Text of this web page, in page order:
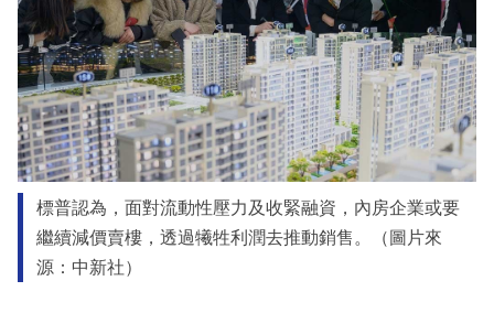
標普認為，面對流動性壓力及收緊融資，內房企業或要
繼續減價賣樓，透過犧牲利潤去推動銷售。（圖片來
源：中新社）